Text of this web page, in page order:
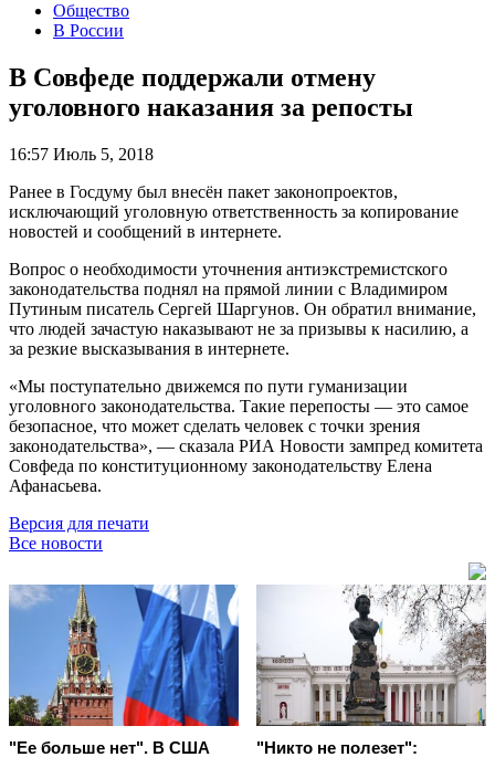
Общество
В России
В Совфеде поддержали отмену
уголовного наказания за репосты
16:57 Июль 5, 2018
Ранее в Госдуму был внесён пакет законопроектов,
исключающий уголовную ответственность за копирование
новостей и сообщений в интернете.
Вопрос о необходимости уточнения антиэкстремистского
законодательства поднял на прямой линии с Владимиром
Путиным писатель Сергей Шаргунов. Он обратил внимание,
что людей зачастую наказывают не за призывы к насилию, а
за резкие высказывания в интернете.
«Мы поступательно движемся по пути гуманизации
уголовного законодательства. Такие перепосты — это самое
безопасное, что может сделать человек с точки зрения
законодательства», — сказала РИА Новости зампред комитета
Совфеда по конституционному законодательству Елена
Афанасьева.
Версия для печати
Все новости
"Ее больше нет". В США
"Никто не полезет":